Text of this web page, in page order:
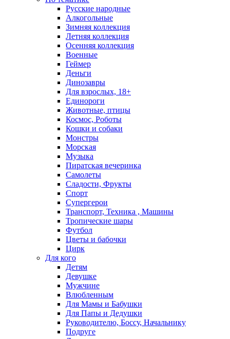
Русские народные
Алкогольные
Зимняя коллекция
Летняя коллекция
Осенняя коллекция
Военные
Геймер
Деньги
Динозавры
Для взрослых, 18+
Единороги
Животные, птицы
Космос, Роботы
Кошки и собаки
Монстры
Морская
Музыка
Пиратская вечеринка
Самолеты
Сладости, Фрукты
Спорт
Супергерои
Транспорт, Техника , Машины
Тропические шары
Футбол
Цветы и бабочки
Цирк
Для кого
Детям
Девушке
Мужчине
Влюбленным
Для Мамы и Бабушки
Для Папы и Дедушки
Руководителю, Боссу, Начальнику
Подруге